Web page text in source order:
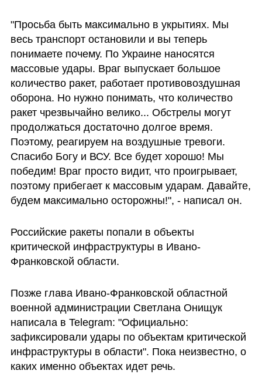
"Просьба быть максимально в укрытиях. Мы
весь транспорт остановили и вы теперь
понимаете почему. По Украине наносятся
массовые удары. Враг выпускает большое
количество ракет, работает противовоздушная
оборона. Но нужно понимать, что количество
ракет чрезвычайно велико... Обстрелы могут
продолжаться достаточно долгое время.
Поэтому, реагируем на воздушные тревоги.
Спасибо Богу и ВСУ. Все будет хорошо! Мы
победим! Враг просто видит, что проигрывает,
поэтому прибегает к массовым ударам. Давайте,
будем максимально осторожны!", - написал он.
Российские ракеты попали в объекты
критической инфраструктуры в Ивано-
Франковской области.
Позже глава Ивано-Франковской областной
военной администрации Светлана Онищук
написала в Telegram: "Официально:
зафиксировали удары по объектам критической
инфраструктуры в области". Пока неизвестно, о
каких именно объектах идет речь.